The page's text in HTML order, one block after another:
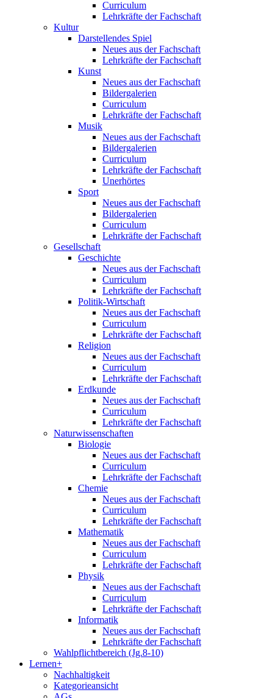
Curriculum
Lehrkräfte der Fachschaft
Kultur
Darstellendes Spiel
Neues aus der Fachschaft
Lehrkräfte der Fachschaft
Kunst
Neues aus der Fachschaft
Bildergalerien
Curriculum
Lehrkräfte der Fachschaft
Musik
Neues aus der Fachschaft
Bildergalerien
Curriculum
Lehrkräfte der Fachschaft
Unerhörtes
Sport
Neues aus der Fachschaft
Bildergalerien
Curriculum
Lehrkräfte der Fachschaft
Gesellschaft
Geschichte
Neues aus der Fachschaft
Curriculum
Lehrkräfte der Fachschaft
Politik-Wirtschaft
Neues aus der Fachschaft
Curriculum
Lehrkräfte der Fachschaft
Religion
Neues aus der Fachschaft
Curriculum
Lehrkräfte der Fachschaft
Erdkunde
Neues aus der Fachschaft
Curriculum
Lehrkräfte der Fachschaft
Naturwissenschaften
Biologie
Neues aus der Fachschaft
Curriculum
Lehrkräfte der Fachschaft
Chemie
Neues aus der Fachschaft
Curriculum
Lehrkräfte der Fachschaft
Mathematik
Neues aus der Fachschaft
Curriculum
Lehrkräfte der Fachschaft
Physik
Neues aus der Fachschaft
Curriculum
Lehrkräfte der Fachschaft
Informatik
Neues aus der Fachschaft
Lehrkräfte der Fachschaft
Wahlpflichtbereich (Jg.8-10)
Lernen+
Nachhaltigkeit
Kategorieansicht